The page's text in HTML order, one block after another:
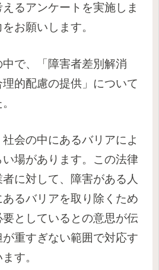
るアンケートを実施しま
お願いします。
で、「障害者差別解消
的配慮の提供」について
会の中にあるバリアによ
場があります。この法律
に対して、障害がある人
るバリアを取り除くため
としているとの意思が伝
重すぎない範囲で対応す
す。